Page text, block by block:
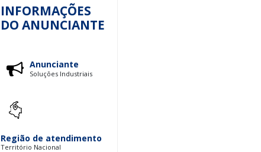
INFORMAÇÕES
DO ANUNCIANTE
Anunciante
Soluções Industriais
Região de atendimento
Território Nacional